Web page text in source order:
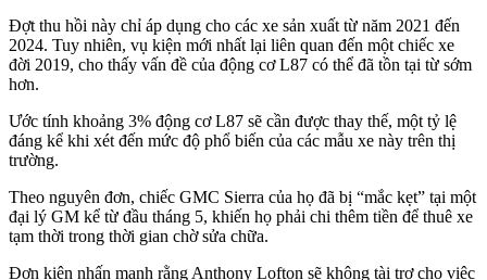
Đợt thu hồi này chỉ áp dụng cho các xe sản xuất từ năm 2021 đến
2024. Tuy nhiên, vụ kiện mới nhất lại liên quan đến một chiếc xe
đời 2019, cho thấy vấn đề của động cơ L87 có thể đã tồn tại từ sớm
hơn.
Ước tính khoảng 3% động cơ L87 sẽ cần được thay thế, một tỷ lệ
đáng kể khi xét đến mức độ phổ biến của các mẫu xe này trên thị
trường.
Theo nguyên đơn, chiếc GMC Sierra của họ đã bị “mắc kẹt” tại một
đại lý GM kể từ đầu tháng 5, khiến họ phải chi thêm tiền để thuê xe
tạm thời trong thời gian chờ sửa chữa.
Đơn kiện nhấn mạnh rằng Anthony Lofton sẽ không tài trợ cho việc